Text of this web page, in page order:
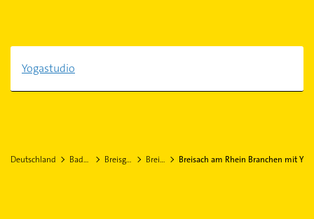
Yogastudio
Deutschland Baden-Württemberg Breisgau-Hochschwarzwald Breisach am Rhein Breisach am Rhein Branchen mit Y